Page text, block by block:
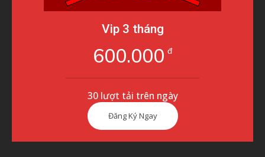
Vip 3 tháng
600.000 đ
30 lượt tải trên ngày
Đăng Ký Ngay